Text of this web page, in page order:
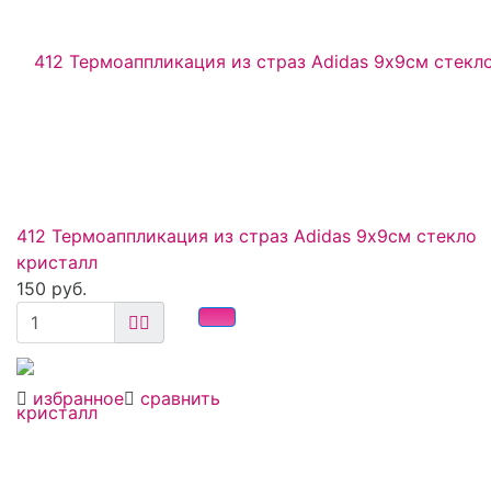
избранное сравнить
412 Термоаппликация из страз Adidas 9х9см стекло
кристалл
150 руб.